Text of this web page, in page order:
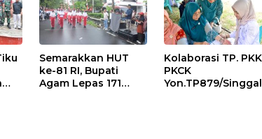
Semarakkan HUT
ke-81 RI, Bupati
Agam Lepas 171
Kolaborasi TP.
PKCK
Yon.TP879/